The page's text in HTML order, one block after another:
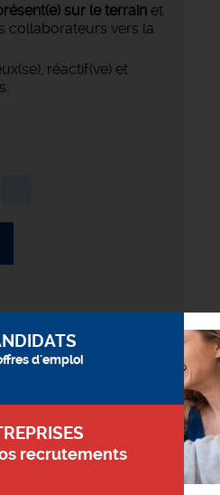
sur le terrain et
collaborateurs vers la
réactif(ve) et
d'emploi
recrutements